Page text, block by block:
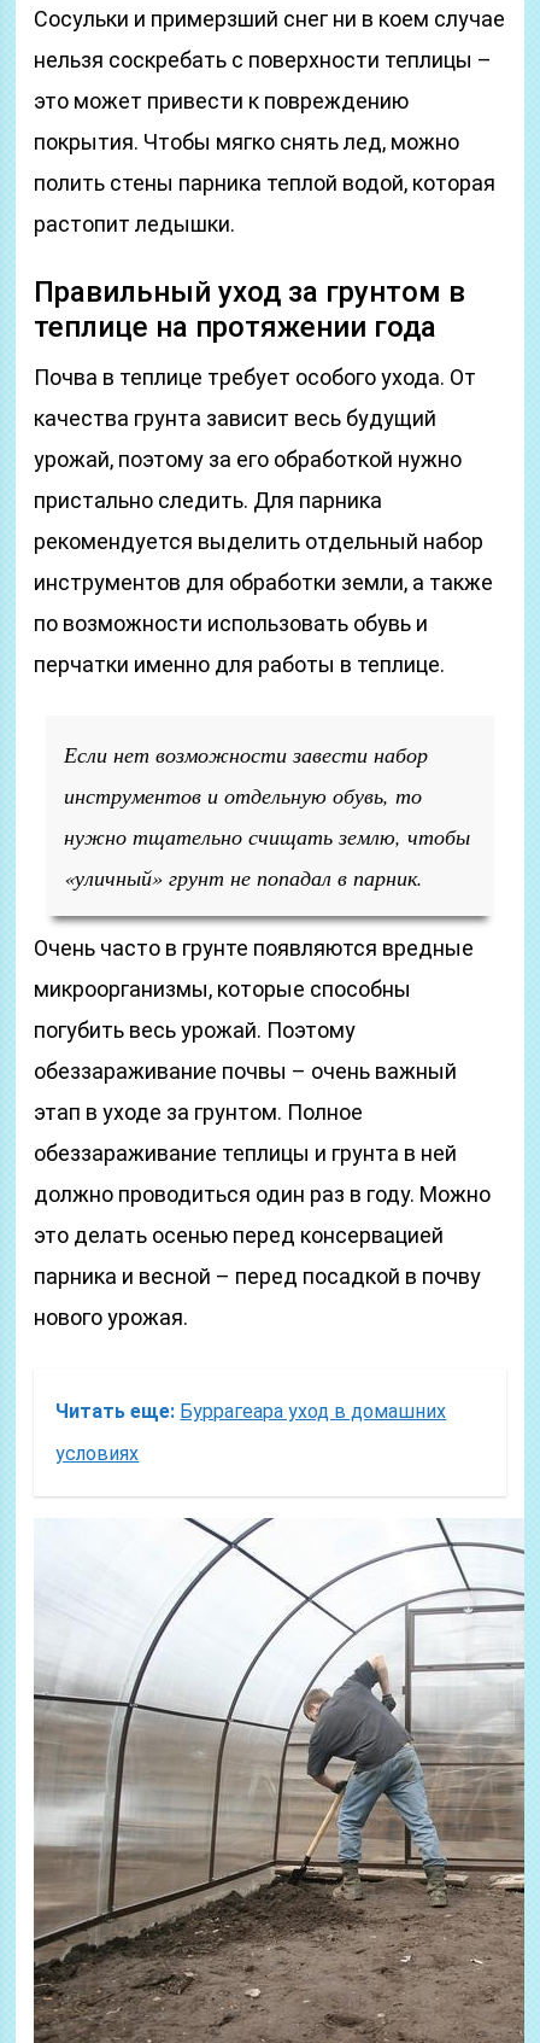
Сосульки и примерзший снег ни в коем случае
нельзя соскребать с поверхности теплицы –
это может привести к повреждению
покрытия. Чтобы мягко снять лед, можно
полить стены парника теплой водой, которая
растопит ледышки.
Правильный уход за грунтом в
теплице на протяжении года
Почва в теплице требует особого ухода. От
качества грунта зависит весь будущий
урожай, поэтому за его обработкой нужно
пристально следить. Для парника
рекомендуется выделить отдельный набор
инструментов для обработки земли, а также
по возможности использовать обувь и
перчатки именно для работы в теплице.
Если нет возможности завести набор
инструментов и отдельную обувь, то
нужно тщательно счищать землю, чтобы
«уличный» грунт не попадал в парник.
Очень часто в грунте появляются вредные
микроорганизмы, которые способны
погубить весь урожай. Поэтому
обеззараживание почвы – очень важный
этап в уходе за грунтом. Полное
обеззараживание теплицы и грунта в ней
должно проводиться один раз в году. Можно
это делать осенью перед консервацией
парника и весной – перед посадкой в почву
нового урожая.
Читать еще: Буррагеара уход в домашних
условиях